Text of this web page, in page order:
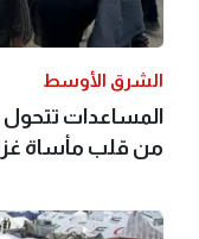
الشرق الأوسط
المساعدات
من قلب مأساة